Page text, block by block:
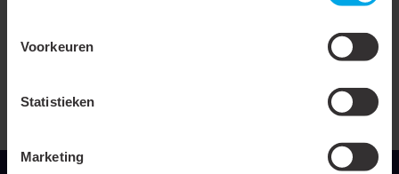
Voorkeuren
Statistieken
Marketing